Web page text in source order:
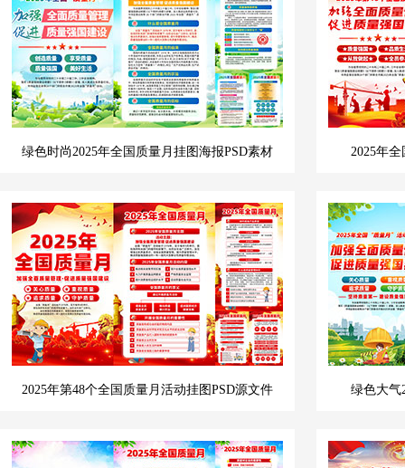
绿色时尚2025年全国质量月挂图海报PSD素材 2025年
2025年第48个全国质量月活动挂图PSD源文件 绿色大气